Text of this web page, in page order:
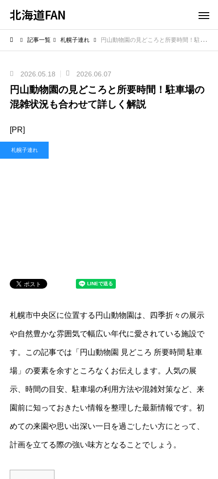
北海道FAN
記事一覧 札幌子連れ 円山動物園の見どころと所要時間！駐車場の混雑状況も合わせて詳しく解説
2026.05.18 2026.06.07
円山動物園の見どころと所要時間！駐車場の
混雑状況も合わせて詳しく解説
[PR]
札幌子連れ
札幌市中央区に位置する円山動物園は、四季折々の展示
や自然豊かな雰囲気で幅広い年代に愛されている施設で
す。この記事では「円山動物園 見どころ 所要時間 駐車
場」の要素を余すところなくお伝えします。人気の展
示、時間の目安、駐車場の利用方法や混雑対策など、来
園前に知っておきたい情報を整理した最新情報です。初
めての来園や思い出深い一日を過ごしたい方にとって、
計画を立てる際の強い味方となることでしょう。